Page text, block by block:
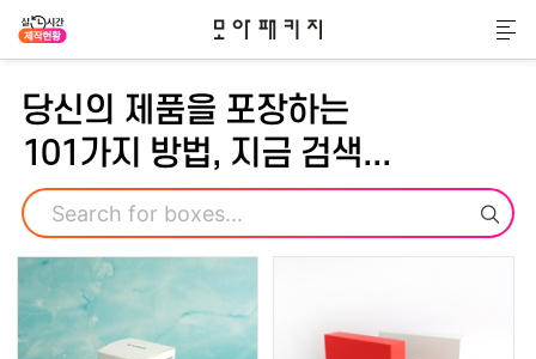
모아패키지
메
당신의 제품을 포장하는
101가지 방법, 지금 검색...
검색